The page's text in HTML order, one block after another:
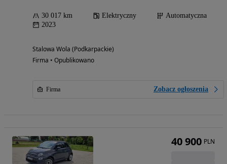
30 017 km Elektryczny
Automatyczna
2023
Stalowa Wola (Podkarpackie)
Firma • Opublikowano
Firma Zobacz ogłoszenia
40 900 PLN